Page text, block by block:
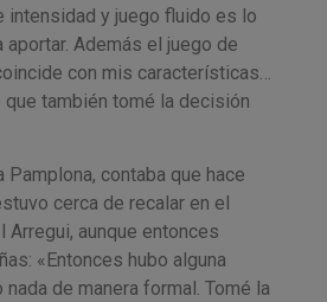
intensidad y juego fluido es lo
aportar. Además el juego de
con mis características…
también tomé la decisión
Pamplona, contaba que hace
cerca de recalar en el
Arregui, aunque entonces
«Entonces hubo alguna
de manera formal. Tomé la